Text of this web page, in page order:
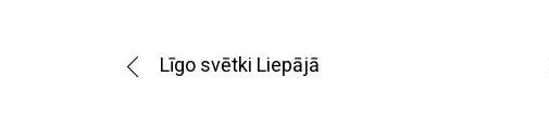
Līgo svētki Liepājā